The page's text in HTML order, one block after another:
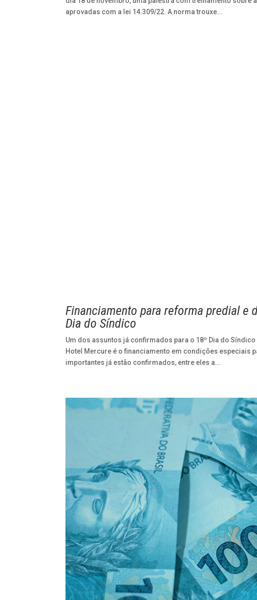
aprovadas com a lei 14.309/22. A norma trouxe...
Financiamento para reforma predial e
Dia do Síndico
Um dos assuntos já confirmados para o 18º Dia do
Hotel Mercure é o financiamento em condições especiais
importantes já estão confirmados, entre eles a...